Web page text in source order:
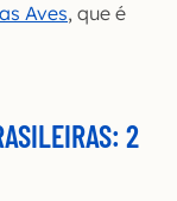
Aves, que é
2